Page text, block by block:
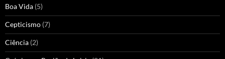
Boa Vida (5)
Cepticismo (7)
Ciência (2)